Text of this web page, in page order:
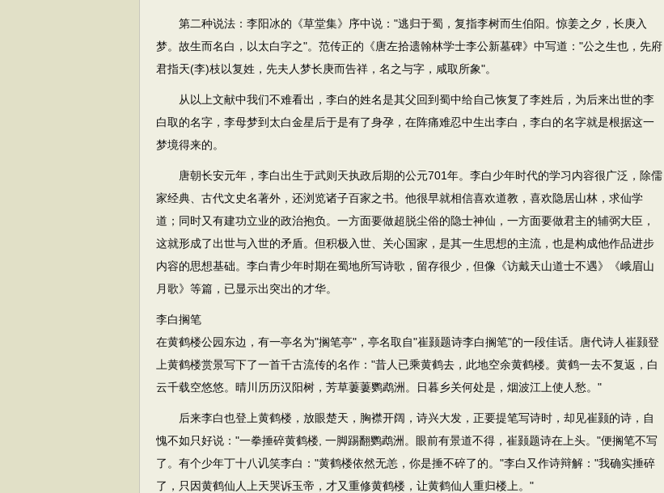
第二种说法：李阳冰的《草堂集》序中说："逃归于蜀，复指李树而生伯阳。惊姜之夕，长庚入
梦。故生而名白，以太白字之"。范传正的《唐左拾遗翰林学士李公新墓碑》中写道："公之生也，先府
君指天(李)枝以复姓，先夫人梦长庚而告祥，名之与字，咸取所象"。
从以上文献中我们不难看出，李白的姓名是其父回到蜀中给自己恢复了李姓后，为后来出世的李
白取的名字，李母梦到太白金星后于是有了身孕，在阵痛难忍中生出李白，李白的名字就是根据这一
梦境得来的。
唐朝长安元年，李白出生于武则天执政后期的公元701年。李白少年时代的学习内容很广泛，除儒
家经典、古代文史名著外，还浏览诸子百家之书。他很早就相信喜欢道教，喜欢隐居山林，求仙学
道；同时又有建功立业的政治抱负。一方面要做超脱尘俗的隐士神仙，一方面要做君主的辅弼大臣，
这就形成了出世与入世的矛盾。但积极入世、关心国家，是其一生思想的主流，也是构成他作品进步
内容的思想基础。李白青少年时期在蜀地所写诗歌，留存很少，但像《访戴天山道士不遇》《峨眉山
月歌》等篇，已显示出突出的才华。
李白搁笔
在黄鹤楼公园东边，有一亭名为"搁笔亭"，亭名取自"崔颢题诗李白搁笔"的一段佳话。唐代诗人崔颢登
上黄鹤楼赏景写下了一首千古流传的名作："昔人已乘黄鹤去，此地空余黄鹤楼。黄鹤一去不复返，白
云千载空悠悠。晴川历历汉阳树，芳草萋萋鹦鹉洲。日暮乡关何处是，烟波江上使人愁。"
后来李白也登上黄鹤楼，放眼楚天，胸襟开阔，诗兴大发，正要提笔写诗时，却见崔颢的诗，自
愧不如只好说："一拳捶碎黄鹤楼, 一脚踢翻鹦鹉洲。眼前有景道不得，崔颢题诗在上头。"便搁笔不写
了。有个少年丁十八讥笑李白："黄鹤楼依然无恙，你是捶不碎了的。"李白又作诗辩解："我确实捶碎
了，只因黄鹤仙人上天哭诉玉帝，才又重修黄鹤楼，让黄鹤仙人重归楼上。"